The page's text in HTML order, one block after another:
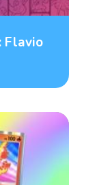
Flavio